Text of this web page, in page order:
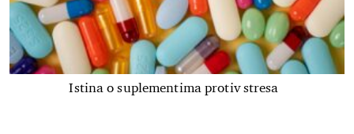
Istina o suplementima protiv stresa